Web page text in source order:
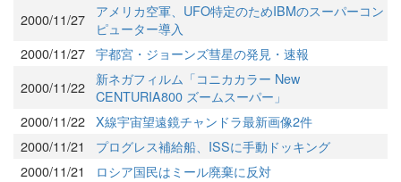
2000/11/27
アメリカ空軍、UFO特定のためIBMのスーパーコン
ピューター導入
2000/11/27 宇都宮・ジョーンズ彗星の発見・速報
2000/11/22
新ネガフィルム「コニカカラー New
CENTURIA800 ズームスーパー」
2000/11/22 X線宇宙望遠鏡チャンドラ最新画像2件
2000/11/21
プログレス補給船、ISSに手動ドッキング
2000/11/21
ロシア国民はミール廃棄に反対